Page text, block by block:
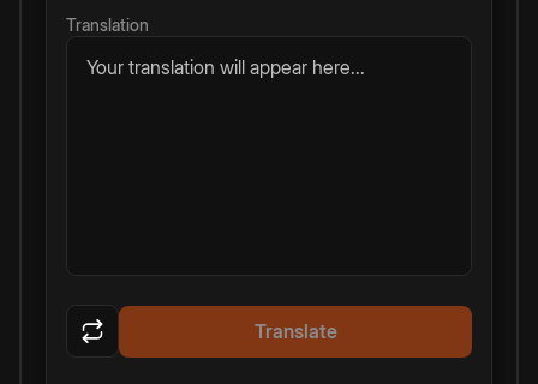
Translation
Your translation will appear here...
Translate